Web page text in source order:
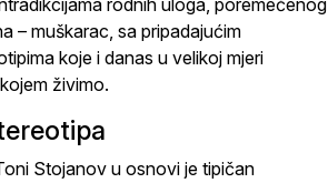
rodnih uloga, poremećenog
– muškarac, sa pripadajućim
koje i danas u velikoj mjeri
živimo.
Stojanov u osnovi je tipičan